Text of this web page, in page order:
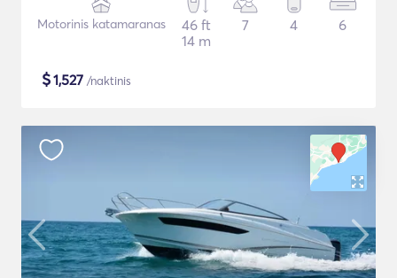
Motorinis katamaranas
46 ft
14 m
7 4 6
$1,527 /naktinis